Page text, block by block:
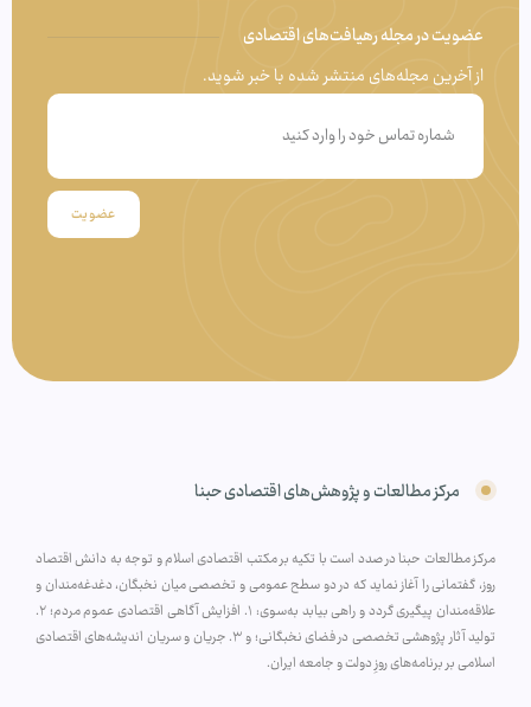
عضویت در مجله رهیافت‌های اقتصادی
از آخرین مجله‌های منتشر شده با خبر شوید.
عضویت
مرکز مطالعات و پژوهش‌های اقتصادی حبنا
مرکز مطالعات حبنا در صدد است با تکیه بر مکتب اقتصادی اسلام و توجه به دانش اقتصاد
روز، گفتمانی را آغاز نماید که در دو سطح عمومی و تخصصی میان نخبگان، دغدغه‌مندان و
علاقه‌مندان پیگیری گردد و راهی بیابد به‌سوی: ۱. افزایش آگاهی اقتصادی عموم مردم؛ ۲.
تولید آثار پژوهشی تخصصی در فضای نخبگانی؛ و ۳. جریان و سریان اندیشه‌های اقتصادی
اسلامی بر برنامه‌های روزِ دولت و جامعه ایران.